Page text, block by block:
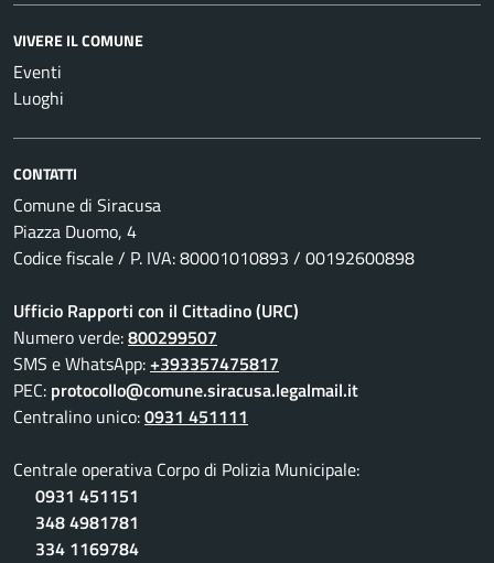
VIVERE IL COMUNE
Eventi
Luoghi
CONTATTI
Comune di Siracusa
Piazza Duomo, 4
Codice fiscale / P. IVA: 80001010893 / 00192600898
Ufficio Rapporti con il Cittadino (URC)
Numero verde:800299507
SMS e WhatsApp:+393357475817
PEC: protocollo@comune.siracusa.legalmail.it
Centralino unico:0931 451111
Centrale operativa Corpo di Polizia Municipale:
0931 451151
348 4981781
334 1169784